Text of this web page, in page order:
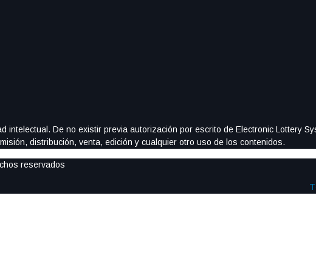
intelectual. De no existir previa autorización por escrito de Electronic Lottery
distribución, venta, edición y cualquier otro uso de los contenidos.
reservados